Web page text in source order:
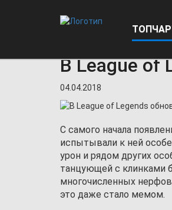
В
В League of
04.04.2018
С самого начала
испытывали к ней
урон и рядом других
танцующей с клинками
многочисленных
это даже стало мемом.